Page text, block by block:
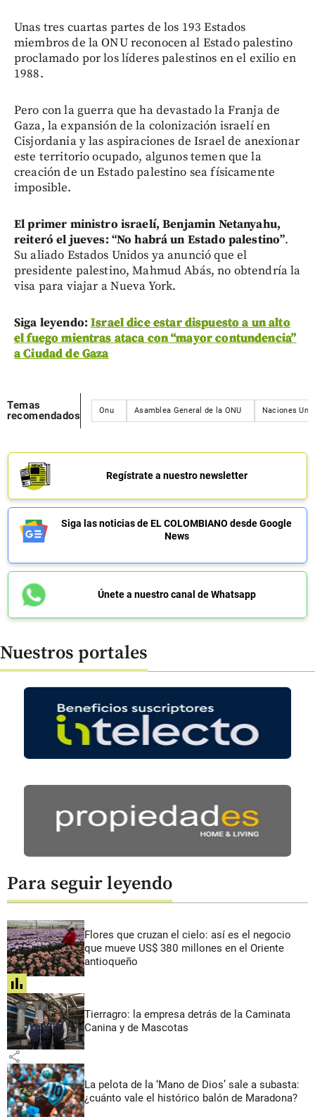
Unas tres cuartas partes de los 193 Estados
miembros de la ONU reconocen al Estado palestino
proclamado por los líderes palestinos en el exilio en
1988.
Pero con la guerra que ha devastado la Franja de
Gaza, la expansión de la colonización israelí en
Cisjordania y las aspiraciones de Israel de anexionar
este territorio ocupado, algunos temen que la
creación de un Estado palestino sea físicamente
imposible.
El primer ministro israelí, Benjamin Netanyahu,
reiteró el jueves: “No habrá un Estado palestino”.
Su aliado Estados Unidos ya anunció que el
presidente palestino, Mahmud Abás, no obtendría la
visa para viajar a Nueva York.
Siga leyendo:Israel dice estar dispuesto a un alto
el fuego mientras ataca con “mayor contundencia”
a Ciudad de Gaza
Temas
recomendados
Onu Asamblea General de la ONU Naciones
Regístrate a nuestro newsletter
Siga las noticias de EL COLOMBIANO desde Google
News
Únete a nuestro canal de Whatsapp
Nuestros portales
Para seguir leyendo
Flores que cruzan el cielo: así es el negocio
que mueve US$ 380 millones en el Oriente
antioqueño
share
Tierragro: la empresa detrás de la Caminata
Canina y de Mascotas
share
La pelota de la ‘Mano de Dios’ sale a subasta:
¿cuánto vale el histórico balón de Maradona?